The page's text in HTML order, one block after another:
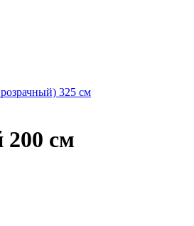
325 см
см